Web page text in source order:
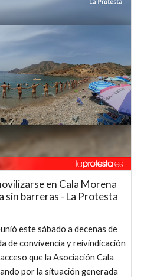
en Cala Morena
sin barreras - La Protesta
este sábado a decenas de
de convivencia y reivindicación
que la Asociación Cala
por la situación generada